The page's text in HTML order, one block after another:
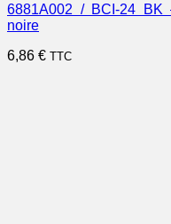
6881A002 / BCI-24 BK
noire
6,86 € TTC